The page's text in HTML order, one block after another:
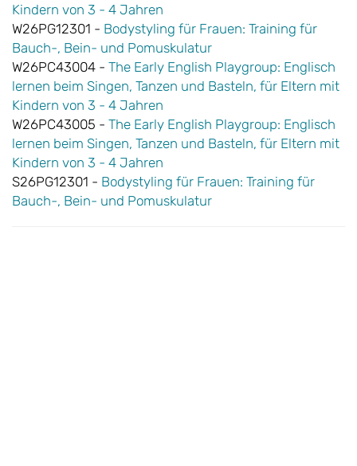
Kindern von 3 - 4 Jahren
W26PG12301 - Bodystyling für Frauen: Training für
Bauch-, Bein- und Pomuskulatur
W26PC43004 - The Early English Playgroup: Englisch
lernen beim Singen, Tanzen und Basteln, für Eltern mit
Kindern von 3 - 4 Jahren
W26PC43005 - The Early English Playgroup: Englisch
lernen beim Singen, Tanzen und Basteln, für Eltern mit
Kindern von 3 - 4 Jahren
S26PG12301 - Bodystyling für Frauen: Training für
Bauch-, Bein- und Pomuskulatur